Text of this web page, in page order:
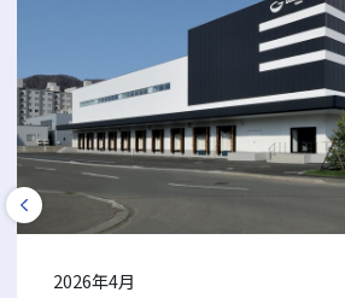
2026年4月